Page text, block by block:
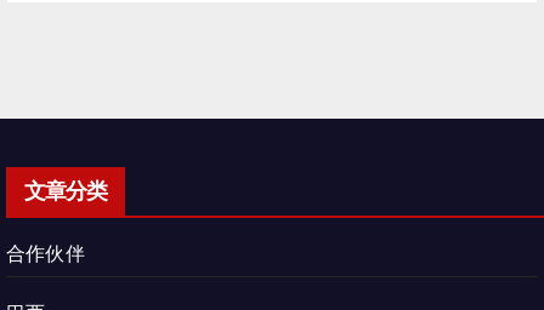
文章分类
合作伙伴